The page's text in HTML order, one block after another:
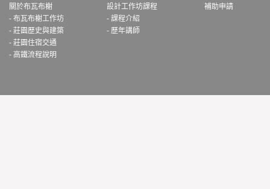
關於布瓦布榭
- 布瓦布榭工作坊
- 莊園歷史與建築
- 莊園住宿交通
- 高鐵流程說明
設計工作坊課程
- 課程介紹
- 歷年講師
補助申請